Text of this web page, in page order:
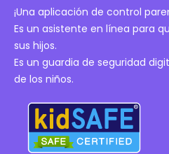
¡Una aplicación de control
Es un asistente en línea para
sus hijos.
Es un guardia de seguridad
de los niños.